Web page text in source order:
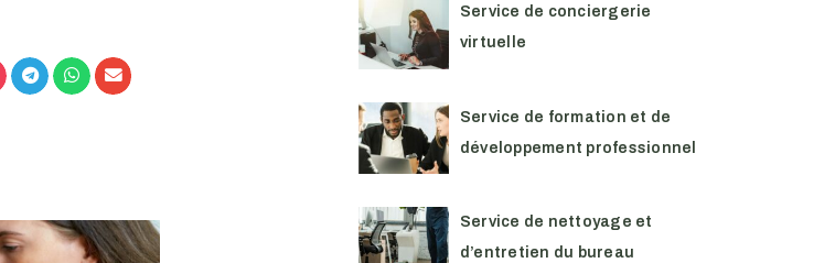
Service de conciergerie
virtuelle
Service de formation et de
développement professionnel
Service de nettoyage et
d’entretien du bureau